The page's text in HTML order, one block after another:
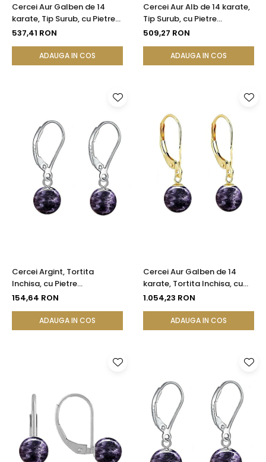
Cercei Aur Galben de 14
karate, Tip Surub, cu Pietre
Semipretioase Naturale de
537,41 RON
ADAUGA IN COS
Cercei Aur Alb de 14 karate,
Tip Surub, cu Pietre
Semipretioase Naturale de
509,27 RON
ADAUGA IN COS
Cercei Argint, Tortita
Inchisa, cu Pietre
Semipretioase Naturale de
154,64 RON
ADAUGA IN COS
Cercei Aur Galben de 14
karate, Tortita Inchisa, cu
Pietre Semipretioase
1.054,23 RON
ADAUGA IN COS